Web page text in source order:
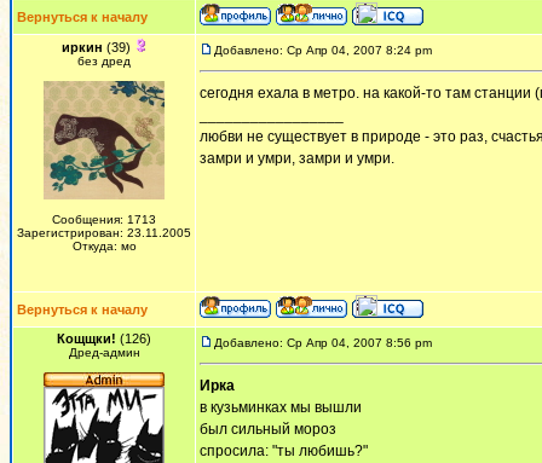
Вернуться к началу
иркин (39)
без дред
Сообщения: 1713
Зарегистрирован: 23.11.2005
Откуда: мо
Добавлено: Ср Апр 04, 2007 8:24 pm
сегодня ехала в метро. на какой-то там
любви не существует в природе - это раз,
замри и умри, замри и умри.
Вернуться к началу
Кощщки! (126)
Дред-админ
Добавлено: Ср Апр 04, 2007 8:56 pm
Ирка
в кузьминках мы вышли
был сильный мороз
спросила: "ты любишь?"